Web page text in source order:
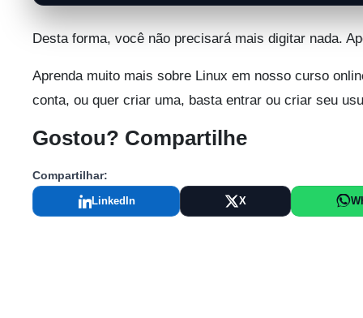
Desta forma, você não precisará mais digitar nada.
Aprenda muito mais sobre Linux em nosso curso
conta, ou quer criar uma, basta entrar ou criar seu
Gostou? Compartilhe
Compartilhar:
LinkedIn X